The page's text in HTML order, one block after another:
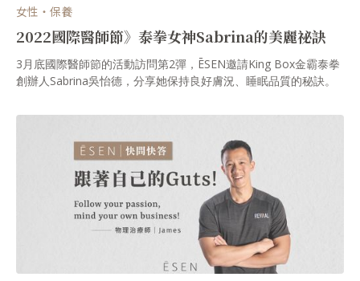
女性・保養
2022國際醫師節》泰拳女神Sabrina的美麗祕訣
3月底國際醫師節的活動訪問第2彈，ĒSEN邀請King Box金霸泰拳
創辦人Sabrina吳怡德，分享她保持良好膚況、睡眠品質的秘訣。